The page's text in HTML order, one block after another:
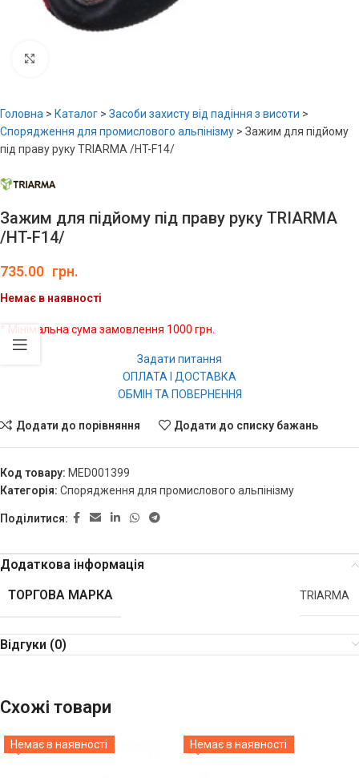
Головна > Каталог > Засоби захисту від падіння з висоти >
Спорядження для промислового альпінізму > Зажим для підйому
під праву руку TRIARMA /HT-F14/
Зажим для підйому під праву руку TRIARMA
/HT-F14/
735.00 грн.
Немає в наявності
* Мінімальна сума замовлення 1000 грн.
Задати питання
ОПЛАТА І ДОСТАВКА
ОБМІН ТА ПОВЕРНЕННЯ
Додати до порівняння Додати до списку бажань
Код товару: MED001399
Категорія: Спорядження для промислового альпінізму
Поділитися:
Додаткова інформація
ТОРГОВА МАРКА
TRIARMA
Відгуки (0)
Схожі товари
Немає в наявності Немає в наявності